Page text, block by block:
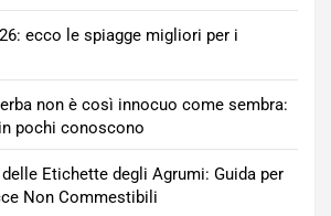
ecco le spiagge migliori per i
non è così innocuo come sembra:
pochi conoscono
Etichette degli Agrumi: Guida per
Non Commestibili